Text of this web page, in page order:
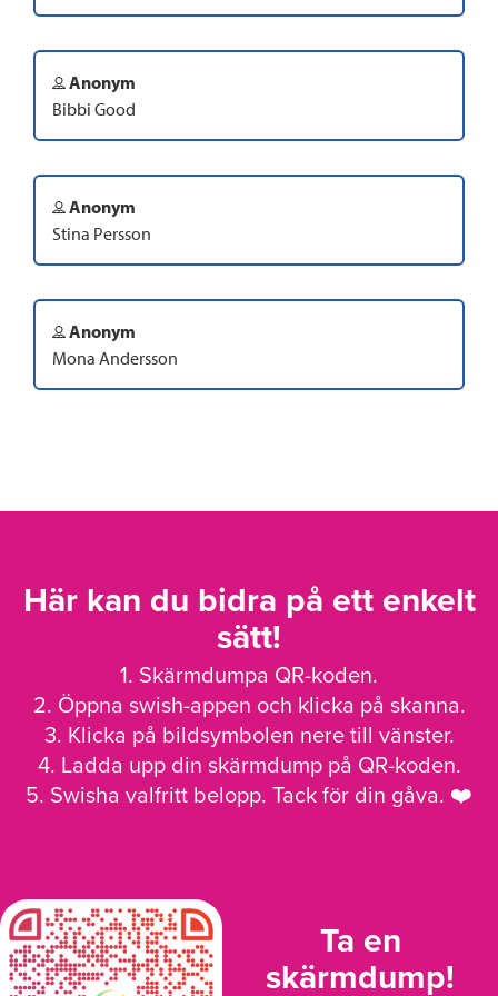
Anonym
Bibbi Good
Anonym
Stina Persson
Anonym
Mona Andersson
Här kan du bidra på ett enkelt
sätt!
1. Skärmdumpa QR-koden.
2. Öppna swish-appen och klicka på skanna.
3. Klicka på bildsymbolen nere till vänster.
4. Ladda upp din skärmdump på QR-koden.
5. Swisha valfritt belopp. Tack för din gåva. ❤️
Ta en
skärmdump!